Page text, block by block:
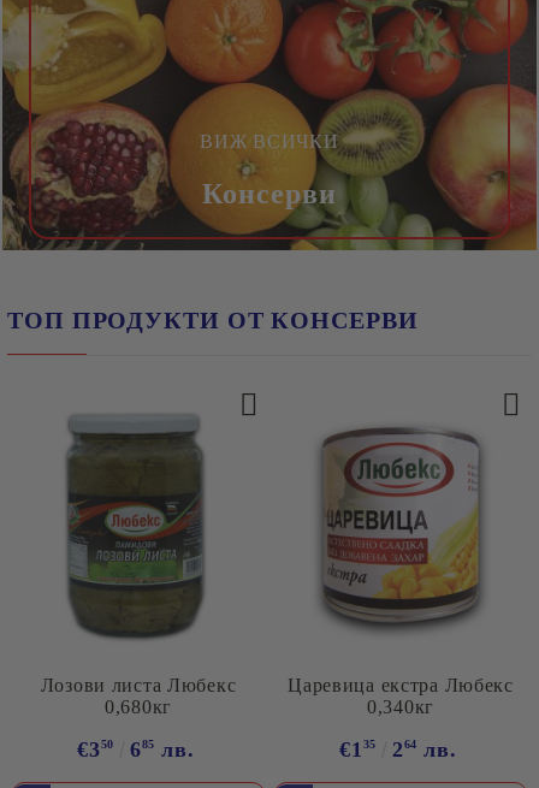
Консерви
ВИЖ ВСИЧКИ
ТОП ПРОДУКТИ ОТ КОНСЕРВИ
Лозови листа Любекс
0,680кг
€350 685 лв.
Царевица екстра Любекс
0,340кг
€1 35 264 лв.